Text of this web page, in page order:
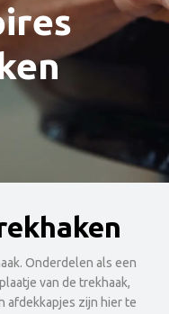
Onderdelen als een
van de trekhaak,
afdekkapjes zijn hier te